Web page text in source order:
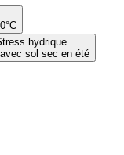
hydrique
sol sec en été